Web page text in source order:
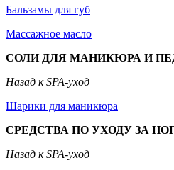
Бальзамы для губ
Массажное масло
СОЛИ ДЛЯ МАНИКЮРА И
Назад к SPA-уход
Шарики для маникюра
СРЕДСТВА ПО УХОДУ ЗА
Назад к SPA-уход